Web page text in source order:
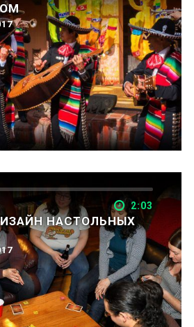
2:03
НАСТОЛЬНЫХ